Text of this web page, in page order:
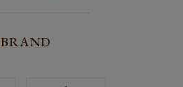
BRAND